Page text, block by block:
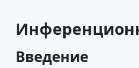
Введение